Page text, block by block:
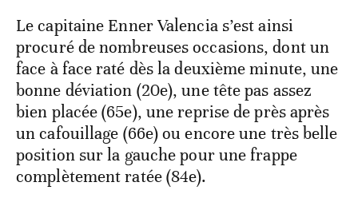
Le capitaine Enner Valencia s’est ainsi
procuré de nombreuses occasions, dont un
face à face raté dès la deuxième minute, une
bonne déviation (20e), une tête pas assez
bien placée (65e), une reprise de près après
un cafouillage (66e) ou encore une très belle
position sur la gauche pour une frappe
complètement ratée (84e).